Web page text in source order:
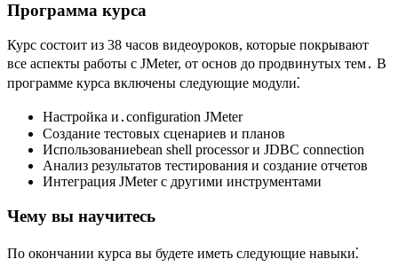
Программа курса
Курс состоит из 38 часов видеоуроков, которые покрывают
все аспекты работы с JMeter, от основ до продвинутых тем․ В
программе курса включены следующие модули⁚
Настройка и․configuration JMeter
Создание тестовых сценариев и планов
Использованиеbean shell processor и JDBC connection
Анализ результатов тестирования и создание отчетов
Интеграция JMeter с другими инструментами
Чему вы научитесь
По окончании курса вы будете иметь следующие навыки⁚